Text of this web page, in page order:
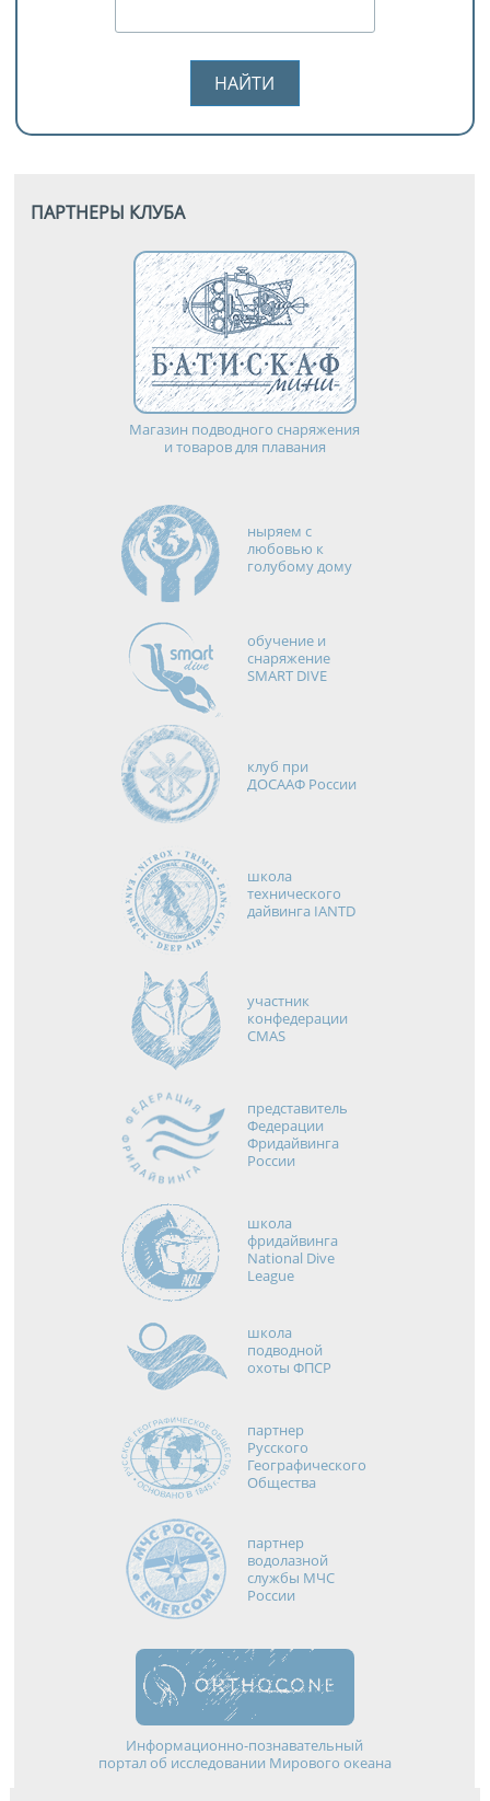
ПАРТНЕРЫ КЛУБА
Магазин подводного снаряжения
и товаров для плавания
ныряем с
любовью к
голубому дому
обучение и
снаряжение
SMART DIVE
клуб при
ДОСААФ России
школа
технического
дайвинга IANTD
участник
конфедерации
CMAS
представитель
Федерации
Фридайвинга
России
школа
фридайвинга
National Dive
League
школа
подводной
охоты ФПСР
партнер
Русского
Географического
Общества
партнер
водолазной
службы МЧС
России
Информационно-познавательный
портал об исследовании Мирового океана